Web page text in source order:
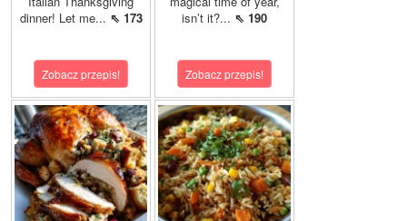
dinner! Let me... ⇖ 173
Zobacz przepis!
isn’t it?... ⇖ 190
Zobacz przepis!